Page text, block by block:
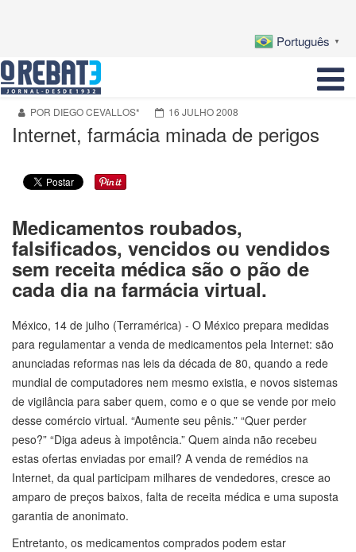
Português ▼
POR DIEGO CEVALLOS* 16 JULHO 2008
Internet, farmácia minada de perigos
Medicamentos roubados,
falsificados, vencidos ou vendidos
sem receita médica são o pão de
cada dia na farmácia virtual.
México, 14 de julho (Terramérica) - O México prepara medidas
para regulamentar a venda de medicamentos pela Internet: são
anunciadas reformas nas leis da década de 80, quando a rede
mundial de computadores nem mesmo existia, e novos sistemas
de vigilância para saber quem, como e o que se vende por meio
desse comércio virtual. “Aumente seu pênis.” “Quer perder
peso?” “Diga adeus à impotência.” Quem ainda não recebeu
estas ofertas enviadas por email? A venda de remédios na
Internet, da qual participam milhares de vendedores, cresce ao
amparo de preços baixos, falta de receita médica e uma suposta
garantia de anonimato.
Entretanto, os medicamentos comprados podem estar